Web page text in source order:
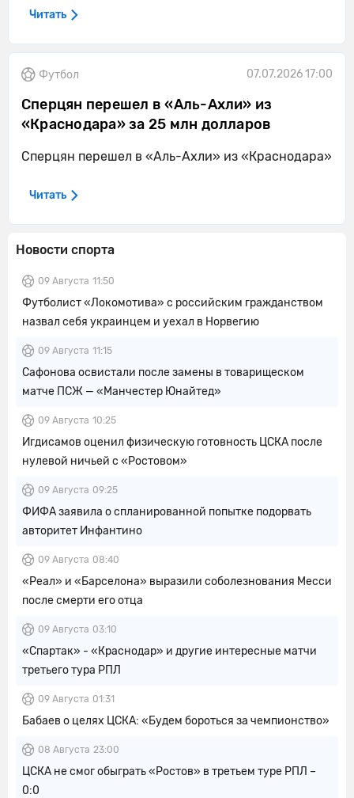
Новости спорта
09 Августа 11:50
Футболист «Локомотива» с российским гражданством
назвал себя украинцем и уехал в Норвегию
09 Августа 11:15
Сафонова освистали после замены в товарищеском
матче ПСЖ — «Манчестер Юнайтед»
09 Августа 10:25
Игдисамов оценил физическую готовность ЦСКА после
нулевой ничьей с «Ростовом»
09 Августа 09:25
ФИФА заявила о спланированной попытке подорвать
авторитет Инфантино
09 Августа 08:40
«Реал» и «Барселона» выразили соболезнования Месси
после смерти его отца
09 Августа 03:10
«Спартак» - «Краснодар» и другие интересные матчи
третьего тура РПЛ
09 Августа 01:31
Бабаев о целях ЦСКА: «Будем бороться за чемпионство»
08 Августа 23:00
ЦСКА не смог обыграть «Ростов» в третьем туре РПЛ –
0:0
Читать
Футбол 07.07.2026 17:00
Сперцян перешел в «Аль-Ахли» из
«Краснодара» за 25 млн долларов
Сперцян перешел в «Аль-Ахли» из «Краснодара»
Читать